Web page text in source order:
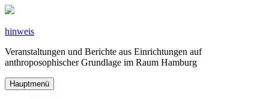
Zum
springen
hinweis
Veranstaltungen und Berichte aus Einrichtungen auf
anthroposophischer Grundlage im Raum Hamburg
Hauptmenü